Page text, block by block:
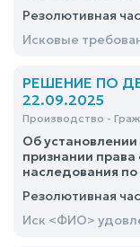
Резолютивная
Исковые
РЕШЕНИЕ ПО
22.09.2025
Производство -
Об
признании права
наследования по
Резолютивная
Иск <ФИО>